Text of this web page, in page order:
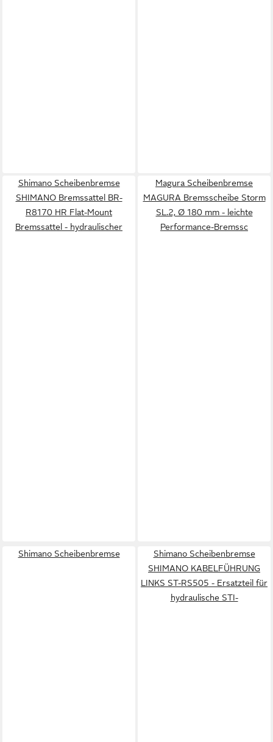
Shimano Scheibenbremse
SHIMANO Bremssattel BR-
R8170 HR Flat-Mount
Bremssattel - hydraulischer
Magura Scheibenbremse
MAGURA Bremsscheibe Storm
SL.2, Ø 180 mm - leichte
Performance-Bremssc
Shimano Scheibenbremse
Shimano Scheibenbremse
SHIMANO KABELFÜHRUNG
LINKS ST-RS505 - Ersatzteil für
hydraulische STI-